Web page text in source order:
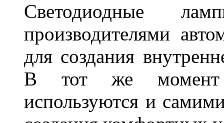
Светодиодные
производителями
для создания
В тот же момент
используются и